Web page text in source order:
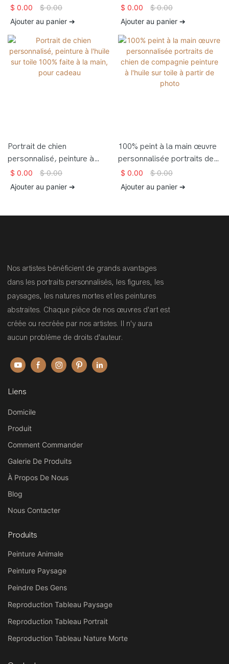
$ 0.00 $0.00
Ajouter au panier ➔
portrait de haute qualité sur
toile pour cadeau
$ 0.00 $0.00
Ajouter au panier ➔
Portrait de chien
personnalisé, peinture à
l'huile sur toile 100% faite à
la main, pour cadeau
$ 0.00 $0.00
Ajouter au panier ➔
100% peint à la main œuvre
personnalisée portraits de
chien de compagnie peinture
à l'huile sur toile à partir de
$ 0.00 $0.00
Ajouter au panier ➔
Nos artistes bénéficient de grands avantages
dans les portraits personnalisés, les figures, les
paysages, les natures mortes et les peintures
abstraites. Chaque pièce de nos œuvres d'art est
créée ou recréée par nos artistes. Il n'y aura
aucun problème de droits d'auteur.
Liens
Domicile
Produit
Comment Commander
Galerie De Produits
À Propos De Nous
Blog
Nous Contacter
Produits
Peinture Animale
Peinture Paysage
Peindre Des Gens
Reproduction Tableau Paysage
Reproduction Tableau Portrait
Reproduction Tableau Nature Morte